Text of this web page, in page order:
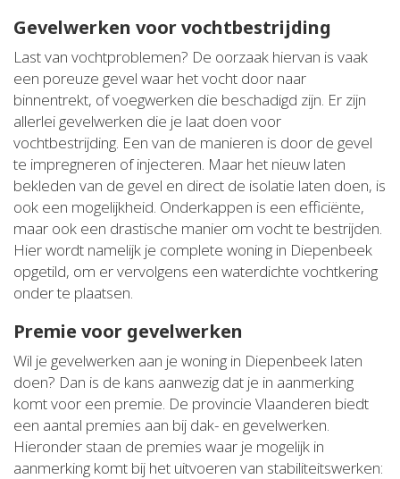
Gevelwerken voor vochtbestrijding
Last van vochtproblemen? De oorzaak hiervan is vaak
een poreuze gevel waar het vocht door naar
binnentrekt, of voegwerken die beschadigd zijn. Er zijn
allerlei gevelwerken die je laat doen voor
vochtbestrijding. Een van de manieren is door de gevel
te impregneren of injecteren. Maar het nieuw laten
bekleden van de gevel en direct de isolatie laten doen, is
ook een mogelijkheid. Onderkappen is een efficiënte,
maar ook een drastische manier om vocht te bestrijden.
Hier wordt namelijk je complete woning in Diepenbeek
opgetild, om er vervolgens een waterdichte vochtkering
onder te plaatsen.
Premie voor gevelwerken
Wil je gevelwerken aan je woning in Diepenbeek laten
doen? Dan is de kans aanwezig dat je in aanmerking
komt voor een premie. De provincie Vlaanderen biedt
een aantal premies aan bij dak- en gevelwerken.
Hieronder staan de premies waar je mogelijk in
aanmerking komt bij het uitvoeren van stabiliteitswerken: